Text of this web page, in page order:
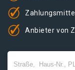
Anbieter von